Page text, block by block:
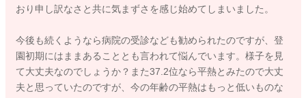
おり申し訳なさと共に気まずさを感じ始めてしまいました。
今後も続くようなら病院の受診なども勧められたのですが、登
園初期にはままあることとも言われて悩んでいます。様子を見
て大丈夫なのでしょうか？また37.2位なら平熱とみたので大丈
夫と思っていたのですが、今の年齢の平熱はもっと低いものな